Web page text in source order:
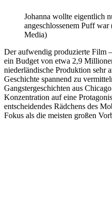
Johanna wollte eigentlich
angeschlossenem Puff
Media)
Der aufwendig produzierte Film
ein Budget von etwa 2,9
niederländische Produktion sehr
Geschichte spannend zu
Gangstergeschichten aus
Konzentration auf eine
entscheidendes Rädchens des
Fokus als die meisten großen